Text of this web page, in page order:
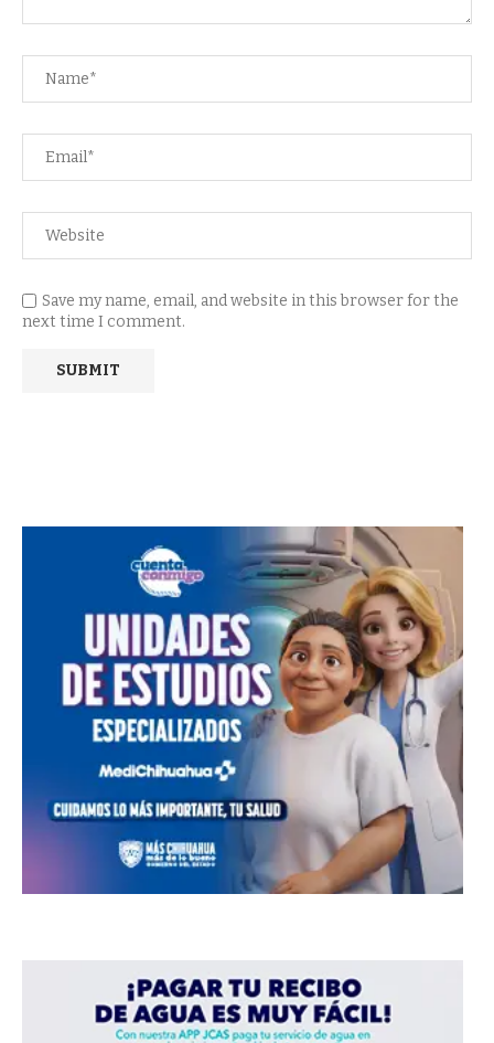
Save my name, email, and website in this browser for the
next time I comment.